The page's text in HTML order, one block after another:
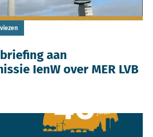
aan
IenW over MER LVB
jaar Commissie mer